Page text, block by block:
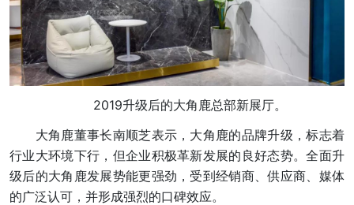
2019升级后的大角鹿总部新展厅。
大角鹿董事长南顺芝表示，大角鹿的品牌升级，标志着
行业大环境下行，但企业积极革新发展的良好态势。全面升
级后的大角鹿发展势能更强劲，受到经销商、供应商、媒体
的广泛认可，并形成强烈的口碑效应。